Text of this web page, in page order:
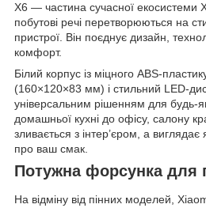
X6 — частина сучасної екосистеми
побутові речі перетворюються на
пристрої. Він поєднує дизайн,
комфорт.
Білий корпус із міцного ABS-
(160×120×83 мм) і стильний LED-
універсальним рішенням для будь-
домашньої кухні до офісу, салону
зливається з інтер’єром, а виглядає
про ваш смак.
Потужна форсунка для
На відміну від пінних моделей,